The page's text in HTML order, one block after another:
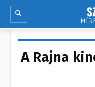
A Rajna